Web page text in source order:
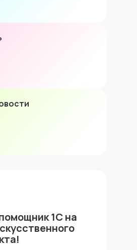
1С на